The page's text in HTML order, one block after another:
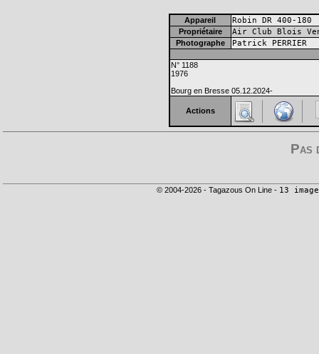
Appareil Robin DR 400-180
Propriétaire Air Club Blois
Photographe Patrick PERRIER
N° 1188
1976
Bourg en Bresse 05.12.2024-
Actions
Pas
© 2004-2026 - Tagazous On Line - 13